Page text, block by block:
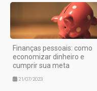
Finanças pessoais: como
economizar dinheiro e
cumprir sua meta
21/07/2023